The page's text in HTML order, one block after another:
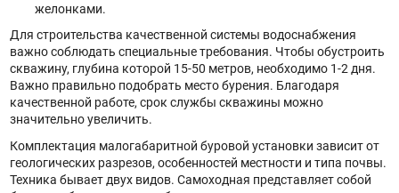
желонками.
Для строительства качественной системы водоснабжения
важно соблюдать специальные требования. Чтобы обустроить
скважину, глубина которой 15-50 метров, необходимо 1-2 дня.
Важно правильно подобрать место бурения. Благодаря
качественной работе, срок службы скважины можно
значительно увеличить.
Комплектация малогабаритной буровой установки зависит от
геологических разрезов, особенностей местности и типа почвы.
Техника бывает двух видов. Самоходная представляет собой